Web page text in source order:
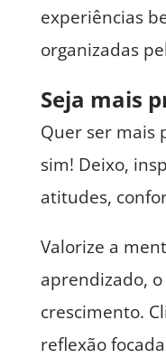
experiências
organizadas
Seja mais
Quer ser mais
sim! Deixo,
atitudes,
Valorize a
aprendizado,
crescimento.
reflexão